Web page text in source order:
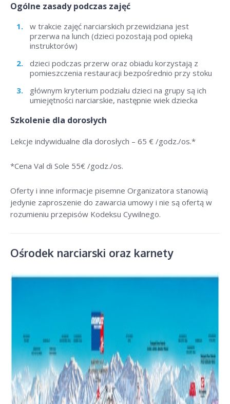
Ogólne zasady podczas zajęć
w trakcie zajęć narciarskich przewidziana jest
przerwa na lunch (dzieci pozostają pod opieką
instruktorów)
dzieci podczas przerw oraz obiadu korzystają z
pomieszczenia restauracji bezpośrednio przy stoku
głównym kryterium podziału dzieci na grupy są ich
umiejętności narciarskie, następnie wiek dziecka
Szkolenie dla dorosłych
Lekcje indywidualne dla dorosłych – 65 € /godz./os.*
*Cena Val di Sole 55€ /godz./os.
Oferty i inne informacje pisemne Organizatora stanowią
jedynie zaproszenie do zawarcia umowy i nie są ofertą w
rozumieniu przepisów Kodeksu Cywilnego.
Ośrodek narciarski oraz karnety